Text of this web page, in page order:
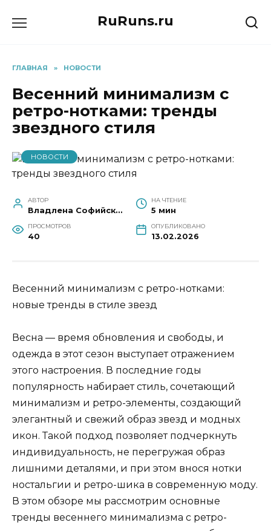
RuRuns.ru
ГЛАВНАЯ » НОВОСТИ
Весенний минимализм с
ретро-нотками: тренды
звездного стиля
НОВОСТИ
АВТОР
Владлена Софийская
НА ЧТЕНИЕ
5 мин
ПРОСМОТРОВ
40
ОПУБЛИКОВАНО
13.02.2026
Весенний минимализм с ретро-нотками:
новые тренды в стиле звезд
Весна — время обновления и свободы, и
одежда в этот сезон выступает отражением
этого настроения. В последние годы
популярность набирает стиль, сочетающий
минимализм и ретро-элементы, создающий
элегантный и свежий образ звезд и модных
икон. Такой подход позволяет подчеркнуть
индивидуальность, не перегружая образ
лишними деталями, и при этом внося нотки
ностальгии и ретро-шика в современную моду.
В этом обзоре мы рассмотрим основные
тренды весеннего минимализма с ретро-